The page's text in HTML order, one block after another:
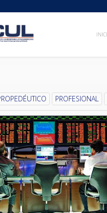
PROFESIONAL